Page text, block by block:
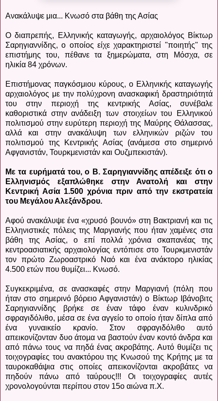
Ανακάλυψε μια... Κνωσό στα βάθη της Ασίας
Ο διαπρεπής, Ελληνικής καταγωγής, αρχαιολόγος Βίκτωρ
Σαρηγιαννίδης, ο οποίος είχε χαρακτηριστεί "ποιητής" της
επιστήμης του, πέθανε τα ξημερώματα, στη Μόσχα, σε
ηλικία 84 χρόνων.
Επιστήμονας παγκόσμιου κύρους, ο Ελληνικής καταγωγής
αρχαιολόγος με την πολύχρονη ανασκαφική δραστηριότητά
του στην περιοχή της κεντρικής Ασίας, συνέβαλε
καθοριστικά στην ανάδειξη των στοιχείων του Ελληνικού
πολιτισμού στην ευρύτερη περιοχή της Μαύρης Θάλασσας,
αλλά και στην ανακάλυψη των ελληνικών ριζών του
πολιτισμού της Κεντρικής Ασίας (ανάμεσα στο σημερινό
Αφγανιστάν, Τουρκμενιστάν και Ουζμπεκιστάν).
Με τα ευρήματά του, ο Β. Σαρηγιαννίδης απέδειξε ότι ο
Ελληνισμός εξαπλώθηκε στην Ανατολή και στην
Κεντρική Ασία 1.500 χρόνια πριν από την εκστρατεία
του Μεγάλου Αλεξάνδρου.
Αφού ανακάλυψε ένα «χρυσό βουνό» στη Βακτριανή και τις
Ελληνιστικές πόλεις της Μαργιανής που ήταν χαμένες στα
βάθη της Ασίας, ο επί πολλά χρόνια σκαπανέας της
κεντροασιατικής αρχαιολογίας εντόπισε στο Τουρκμενιστάν
τον πρώτο Ζωροαστρικό Ναό και ένα ανάκτορο ηλικίας
4.500 ετών που θυμίζει... Κνωσό.
Συγκεκριµένα, σε ανασκαφές στην Μαργιανή (πόλη που
ήταν στο σημερινό βόρειο Αφγανιστάν) ο Βίκτωρ Ιβάνοβιτς
Σαρηγιαννίδης βρήκε σε έναν τάφο έναν κυλινδρικό
σφραγιδόλιθο, μέσα σε ένα αγγείο το οποίο ήταν δίπλα από
ένα γυναικείο κρανίο. Στον σφραγιδόλιθο αυτό
απεικονίζονταν δυο άτοµα να βαστούν έναν κοντό άνδρα και
από πάνω τους να πηδά ένας ακροβάτης. Αυτό θυµίζει τις
τοιχογραφίες του ανακτόρου της Κνωσού της Κρήτης µε τα
ταυροκαθάψια στις οποίες απεικονίζονται ακροβάτες να
πηδούν πάνω από ταύρους!!! Οι τοιχογραφίες αυτές
χρονολογούνται περίπου στον 15ο αιώνα π.Χ.